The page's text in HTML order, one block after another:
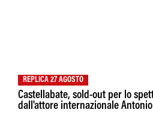
REPLICA 27 AGOSTO
Castellabate, sold-out per lo
dall'attore internazionale